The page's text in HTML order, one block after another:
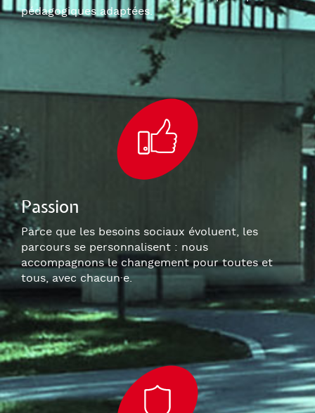
pédagogiques adaptées.
Passion
Parce que les besoins sociaux évoluent, les
parcours se personnalisent : nous
accompagnons le changement pour toutes et
tous, avec chacun·e.